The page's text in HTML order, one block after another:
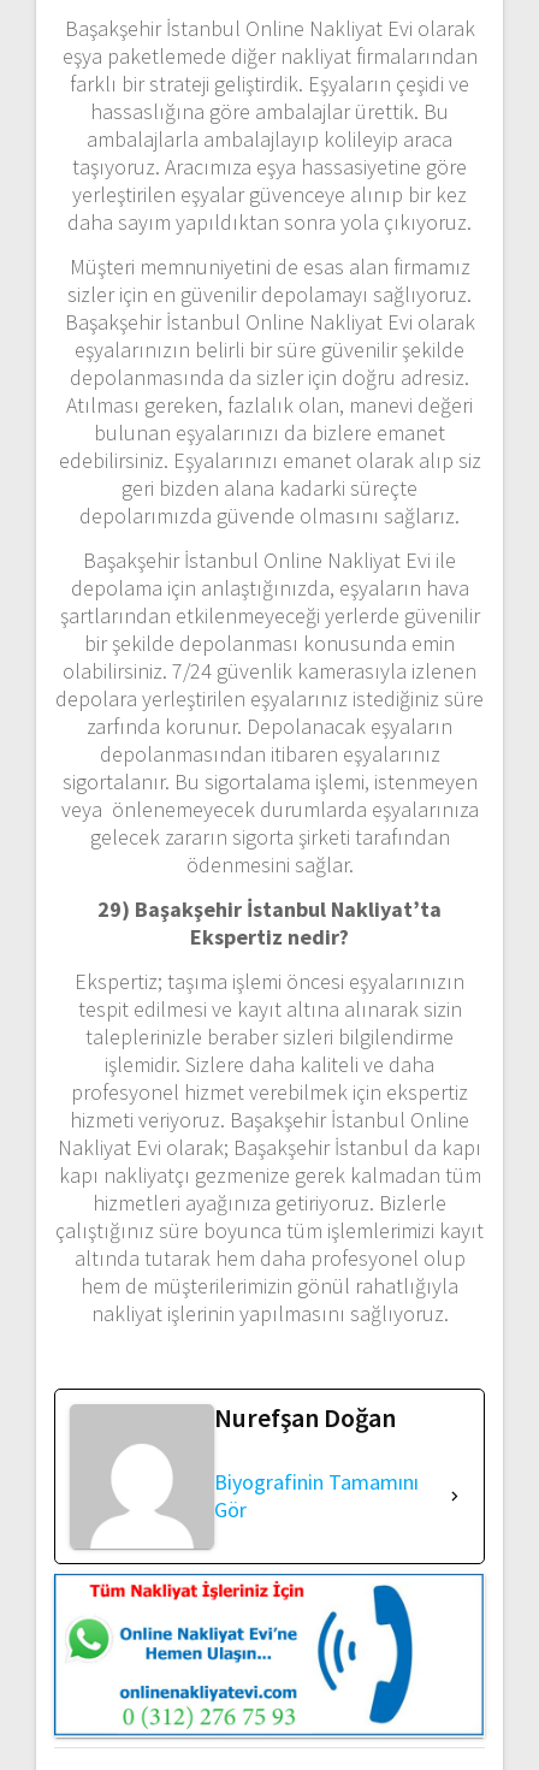
Başakşehir İstanbul Online Nakliyat Evi olarak
eşya paketlemede diğer nakliyat firmalarından
farklı bir strateji geliştirdik. Eşyaların çeşidi ve
hassaslığına göre ambalajlar ürettik. Bu
ambalajlarla ambalajlayıp kolileyip araca
taşıyoruz. Aracımıza eşya hassasiyetine göre
yerleştirilen eşyalar güvenceye alınıp bir kez
daha sayım yapıldıktan sonra yola çıkıyoruz.
Müşteri memnuniyetini de esas alan firmamız
sizler için en güvenilir depolamayı sağlıyoruz.
Başakşehir İstanbul Online Nakliyat Evi olarak
eşyalarınızın belirli bir süre güvenilir şekilde
depolanmasında da sizler için doğru adresiz.
Atılması gereken, fazlalık olan, manevi değeri
bulunan eşyalarınızı da bizlere emanet
edebilirsiniz. Eşyalarınızı emanet olarak alıp siz
geri bizden alana kadarki süreçte
depolarımızda güvende olmasını sağlarız.
Başakşehir İstanbul Online Nakliyat Evi ile
depolama için anlaştığınızda, eşyaların hava
şartlarından etkilenmeyeceği yerlerde güvenilir
bir şekilde depolanması konusunda emin
olabilirsiniz. 7/24 güvenlik kamerasıyla izlenen
depolara yerleştirilen eşyalarınız istediğiniz süre
zarfında korunur. Depolanacak eşyaların
depolanmasından itibaren eşyalarınız
sigortalanır. Bu sigortalama işlemi, istenmeyen
veya önlenemeyecek durumlarda eşyalarınıza
gelecek zararın sigorta şirketi tarafından
ödenmesini sağlar.
29) Başakşehir İstanbul Nakliyat’ta
Ekspertiz nedir?
Ekspertiz; taşıma işlemi öncesi eşyalarınızın
tespit edilmesi ve kayıt altına alınarak sizin
taleplerinizle beraber sizleri bilgilendirme
işlemidir. Sizlere daha kaliteli ve daha
profesyonel hizmet verebilmek için ekspertiz
hizmeti veriyoruz. Başakşehir İstanbul Online
Nakliyat Evi olarak; Başakşehir İstanbul da kapı
kapı nakliyatçı gezmenize gerek kalmadan tüm
hizmetleri ayağınıza getiriyoruz. Bizlerle
çalıştığınız süre boyunca tüm işlemlerimizi kayıt
altında tutarak hem daha profesyonel olup
hem de müşterilerimizin gönül rahatlığıyla
nakliyat işlerinin yapılmasını sağlıyoruz.
Nurefşan Doğan
Biyografinin Tamamını
Gör